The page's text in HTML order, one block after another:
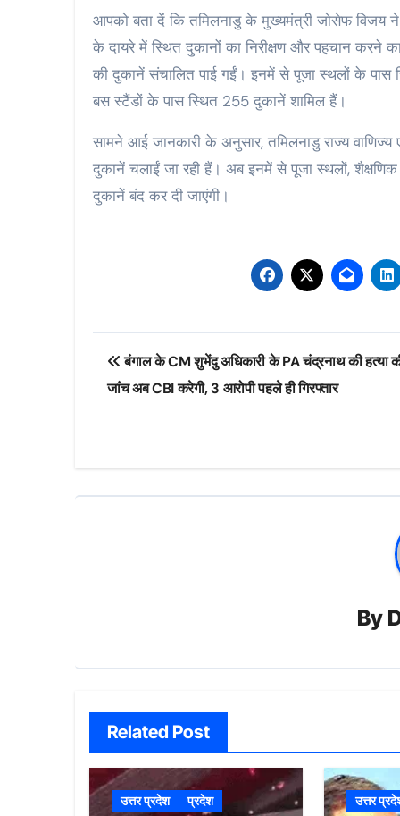
आपको बता दें कि तमिलनाडु के मुख्यमंत्री जोसेफ विजय
के दायरे में स्थित दुकानों का निरीक्षण और पहचान करने
की दुकानें संचालित पाई गईं। इनमें से पूजा स्थलों के
बस स्टैंडों के पास स्थित 255 दुकानें शामिल हैं।
सामने आई जानकारी के अनुसार, तमिलनाडु राज्य वाणिज्य
दुकानें चलाईं जा रही हैं। अब इनमें से पूजा स्थलों,
दुकानें बंद कर दी जाएंगी।
Post
navigation
बंगाल के CM शुभेंदु अधिकारी के PA चंद्रनाथ की हत्या
जांच अब CBI करेगी, 3 आरोपी पहले ही गिरफ्तार
By
Related Post
उत्तर प्रदेश प्रदेश उत्तर